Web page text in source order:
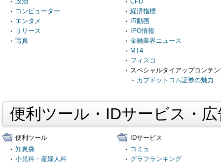
コンピューター
エンタメ
リリース
写真
経済指標
IR動画
IPO情報
金融業界ニュース
MT4
フィスコ
スペシャルタイアップコンテ
カブドットコム証券の魅力
便利ツール・IDサービス・
便利ツール
知恵袋
小児科・産婦人科
IDサービス
コミュ
グラフランキング